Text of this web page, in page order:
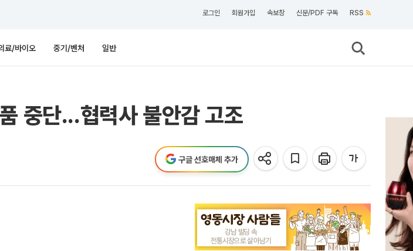
로그인 회원가입 속보창 신문/PDF 구독 RSS
료/바이오 중기/벤처 일반
중단...협력사 불안감 고조
구글 선호매체 추가